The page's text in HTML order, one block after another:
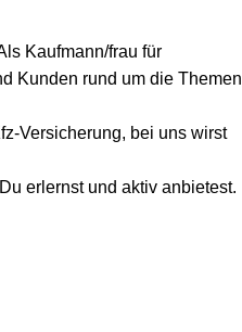
Kaufmann/frau für
Kunden rund um die Themen
Versicherung, bei uns wirst
erlernst und aktiv anbietest.